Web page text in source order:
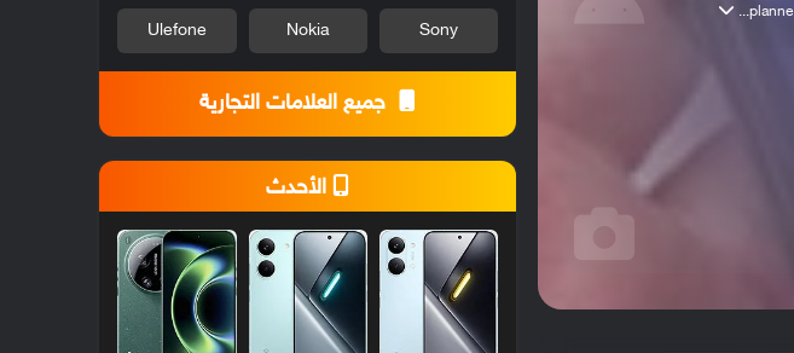
planne...
Sony
Nokia
Ulefone
جميع العلامات التجارية
الأحدث